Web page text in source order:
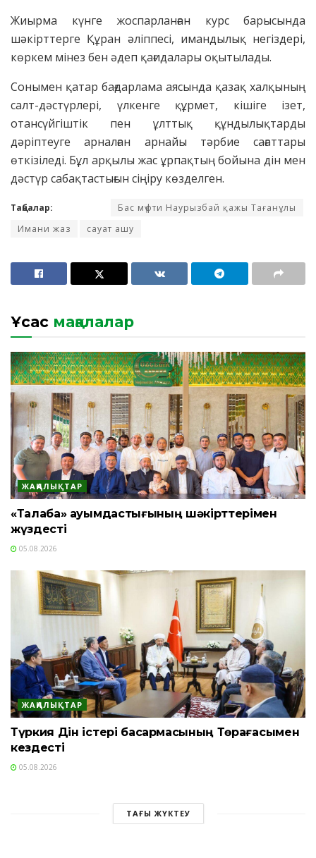
Жиырма күнге жоспарланған курс барысында
шәкірттерге Құран әліппесі, имандылық негіздері,
көркем мінез бен әдеп қағидалары оқытылады.
Сонымен қатар бағдарлама аясында қазақ халқының
салт-дәстүрлері, үлкенге құрмет, кішіге ізет,
отансүйгіштік пен ұлттық құндылықтарды
дәріптеуге арналған арнайы тәрбие сағаттары
өткізіледі. Бұл арқылы жас ұрпақтың бойына дін мен
дәстүр сабақтастығын сіңіру көзделген.
Таңбалар:
Бас мүфти Наурызбай қажы Тағанұлы
Имани жаз
сауат ашу
Ұқсас мақалалар
ЖАҢАЛЫҚТАР
«Талаба» қауымдастығының шәкірттерімен
жүздесті
05.08.2026
ЖАҢАЛЫҚТАР
Түркия Дін істері басқармасының Төрағасымен
кездесті
05.08.2026
ТАҒЫ ЖҮКТЕУ